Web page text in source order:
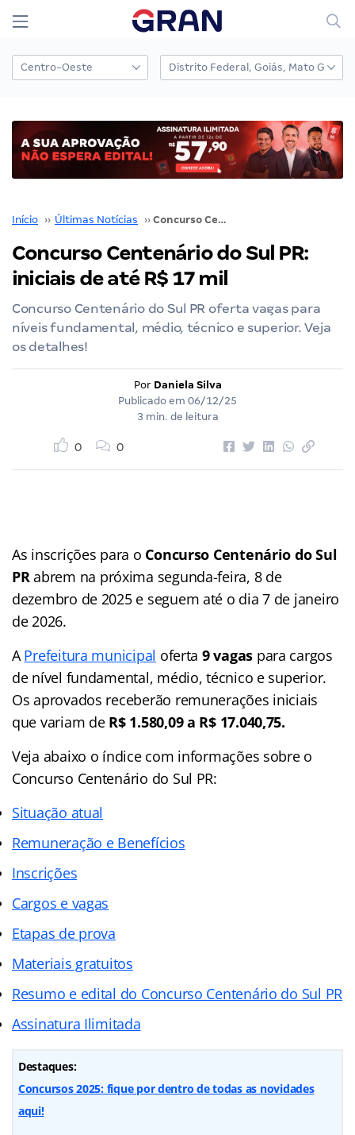
Início ›› Últimas Notícias ›› Concurso Centenário do Sul PR: iniciais de até R$ 17 mil
Concurso Centenário do Sul PR:
iniciais de até R$ 17 mil
Concurso Centenário do Sul PR oferta vagas para
níveis fundamental, médio, técnico e superior. Veja
os detalhes!
Por Daniela Silva
Publicado em 06/12/25
3 min. de leitura
0 0
As inscrições para o Concurso Centenário do Sul
PRabrem na próxima segunda-feira, 8 de
dezembro de 2025 e seguem até o dia 7 de janeiro
de 2026.
APrefeitura municipal oferta 9 vagas para cargos
de nível fundamental, médio, técnico e superior.
Os aprovados receberão remunerações iniciais
que variam de R$ 1.580,09 a R$ 17.040,75.
Veja abaixo o índicecom informações sobre o
Concurso Centenário do Sul PR:
Situação atual
Remuneração e Benefícios
Inscrições
Cargos e vagas
Etapas de prova
Materiais gratuitos
Resumo e edital do Concurso Centenário do Sul PR
Assinatura Ilimitada
Destaques:
Concursos 2025: fique por dentro de todas as novidades
aqui!